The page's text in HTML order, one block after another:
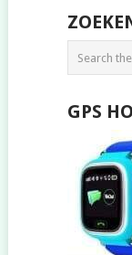
POSTS
GPS